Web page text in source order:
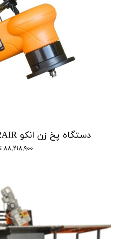
دستگاه پخ زن انکو B2AIR یوروبور euroboor
۸۸,۲۱۸,۹۰۰ تومان